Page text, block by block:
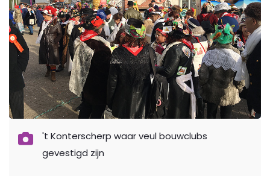
't Konterscherp waar veul bouwclubs
gevestigd zijn